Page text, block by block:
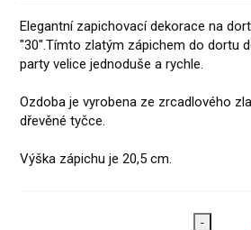
Elegantní zapichovací dekorace na
"30".Tímto zlatým zápichem do dortu
party velice jednoduše a rychle.
Ozdoba je vyrobena ze zrcadlového
dřevěné tyčce.
Výška zápichu je 20,5 cm.
-